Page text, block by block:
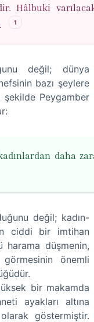
Hâlbuki
1
değil; dünya
bazı şeylere
şekilde Peygamber
daha
değil; kadın-
ciddi bir imtihan
harama düşmenin,
görmesinin önemli
bir makamda
ayakları altına
göstermiştir.